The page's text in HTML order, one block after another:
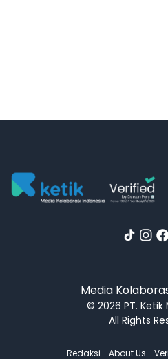
Media
© 2026 PT. Ketik
All Rights
Redaksi About Us